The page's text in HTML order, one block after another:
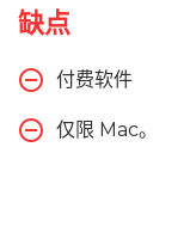
缺点
付费软件
仅限 Mac。